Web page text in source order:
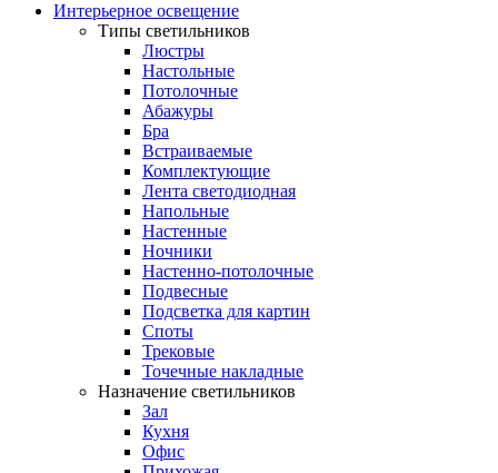
Интерьерное освещение
Типы светильников
Люстры
Настольные
Потолочные
Абажуры
Бра
Встраиваемые
Комплектующие
Лента светодиодная
Напольные
Настенные
Ночники
Настенно-потолочные
Подвесные
Подсветка для картин
Споты
Трековые
Точечные накладные
Назначение светильников
Зал
Кухня
Офис